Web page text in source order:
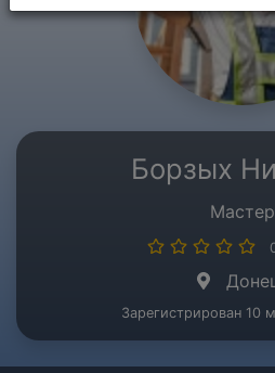
Борзых
Мастер
Зарегистрирован 10